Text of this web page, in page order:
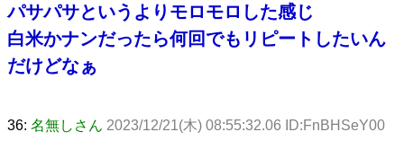
パサパサというよりモロモロした感じ
白米かナンだったら何回でもリピートしたいん
だけどなぁ
36: 名無しさん 2023/12/21(木) 08:55:32.06 ID:FnBHSeY00